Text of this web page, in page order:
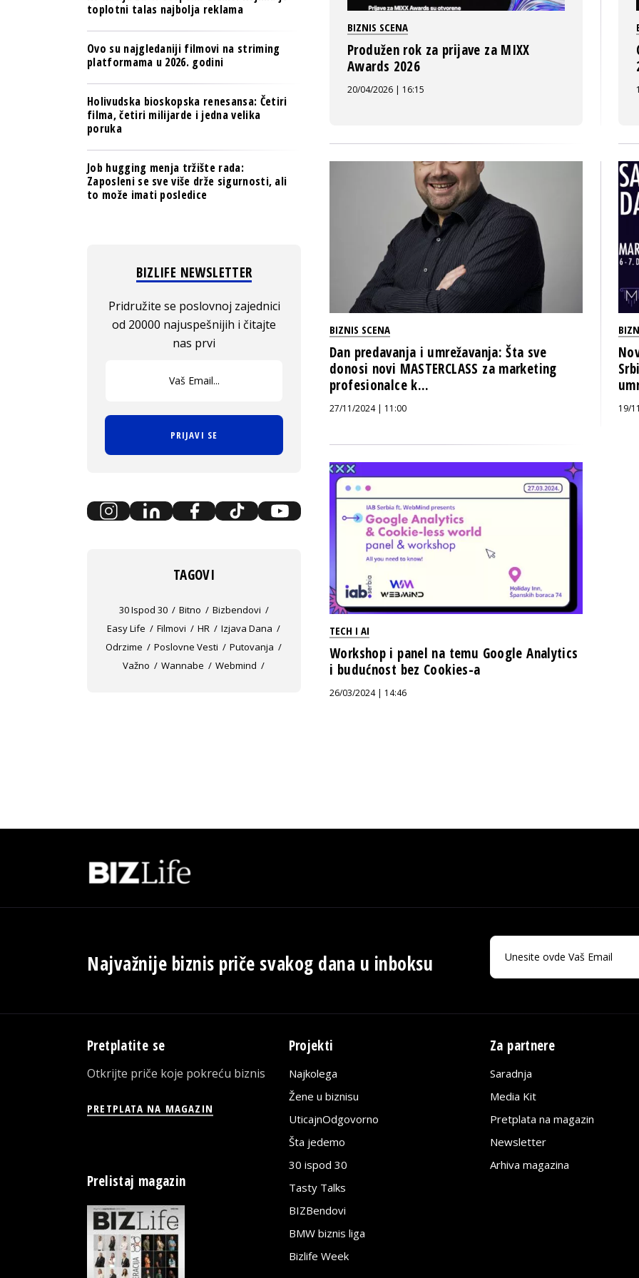
BIZNIS SCENA
Produžen rok za prijave za MIXX
Awards 2026
20/04/2026 | 16:15
BIZNIS SCENA
Dan predavanja i umrežavanja: Šta sve
donosi novi MASTERCLASS za marketing
profesionalce k...
27/11/2024 | 11:00 19/
TECH I AI
Workshop i panel na temu Google Analytics
i budućnost bez Cookies-a
26/03/2024 | 14:46
toplotni talas najbolja reklama
Ovo su najgledaniji filmovi na striming
platformama u 2026. godini
Holivudska bioskopska renesansa: Četiri
filma, četiri milijarde i jedna velika
poruka
Job hugging menja tržište rada:
Zaposleni se sve više drže sigurnosti, ali
to može imati posledice
BIZLIFE NEWSLETTER
Pridružite se poslovnoj zajednici
od 20000 najuspešnijih i čitajte
nas prvi
PRIJAVI SE
TAGOVI
30 Ispod 30 Bitno
Bizbendovi
Easy Life
Filmovi HR
Izjava Dana
Odrzime
Poslovne Vesti
Putovanja
Važno
Wannabe Webmind
Najvažnije biznis priče svakog dana u inboksu
Pretplatite se
Otkrijte priče koje pokreću biznis
PRETPLATA NA MAGAZIN
Prelistaj magazin
Projekti
Najkolega
Žene u biznisu
UticajnOdgovorno
Šta jedemo
30 ispod 30
Tasty Talks
BIZBendovi
BMW biznis liga
Bizlife Week
Za partnere
Saradnja
Media Kit
Pretplata na magazin
Newsletter
Arhiva magazina